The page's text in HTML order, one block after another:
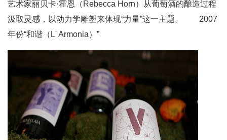
艺术家丽贝卡·霍恩（Rebecca Horn）从葡萄酒的酿造过程
汲取灵感，以动力学雕塑来体现“力量”这一主题。 2007
年份“和谐（L' Armonia）”